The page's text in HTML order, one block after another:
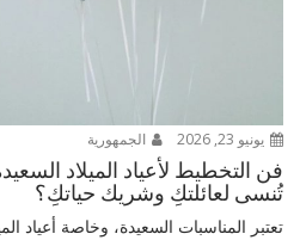
يونيو 23, 2026 الجمهورية
فن التخطيط لأعياد الميلاد
تُنسى لعائلتكِ وشريك حياتكِ؟
تعتبر المناسبات السعيدة، وخاصة أعياد